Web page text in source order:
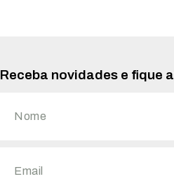
Receba novidades e fique